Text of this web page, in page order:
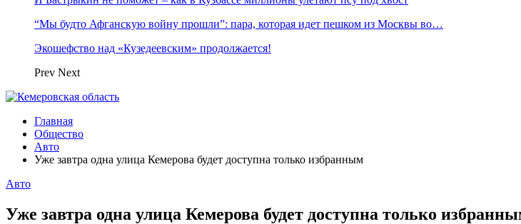
“Мы будто Афганскую войну прошли”: пара, которая идет пешком из Москвы во…
Экошефство над «Кузедеевским» продолжается!
Prev Next
Главная
Общество
Авто
Уже завтра одна улица Кемерова будет доступна только избранным
Авто
Уже завтра одна улица Кемерова будет доступна только